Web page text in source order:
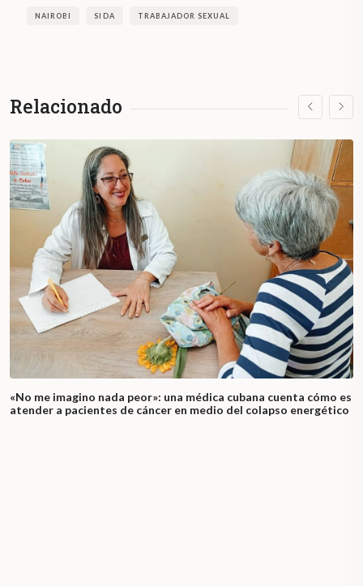
NAIROBI SIDA TRABAJADOR SEXUAL
Relacionado
«No me imagino nada peor»: una médica cubana cuenta cómo es
atender a pacientes de cáncer en medio del colapso energético